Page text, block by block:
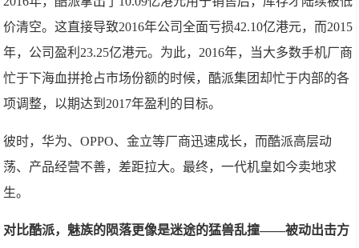
价清空。这直接导致2016年公司全面亏损42.10亿港元，而2015
年，公司盈利23.25亿港元。为此，2016年，当大多数手机厂商
忙于下海血拼抢占市场份额的时候，酷派集团却忙于内部的各
项调整，以期达到2017年盈利的目标。
彼时，华为、OPPO、金立等厂商迅速成长，而酷派高层动
荡、产品经营不善，差距拉大。最终，一代机皇如今卖地求
生。
对比酷派，魅族的陨落更像是迷途的猛兽乱撞——被动出击方